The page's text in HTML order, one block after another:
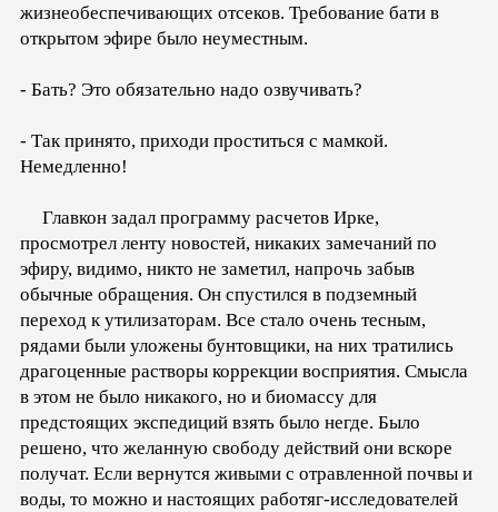
жизнеобеспечивающих отсеков. Требование бати в
открытом эфире было неуместным.
- Бать? Это обязательно надо озвучивать?
- Так принято, приходи проститься с мамкой.
Немедленно!
Главкон задал программу расчетов Ирке,
просмотрел ленту новостей, никаких замечаний по
эфиру, видимо, никто не заметил, напрочь забыв
обычные обращения. Он спустился в подземный
переход к утилизаторам. Все стало очень тесным,
рядами были уложены бунтовщики, на них тратились
драгоценные растворы коррекции восприятия. Смысла
в этом не было никакого, но и биомассу для
предстоящих экспедиций взять было негде. Было
решено, что желанную свободу действий они вскоре
получат. Если вернутся живыми с отравленной почвы и
воды, то можно и настоящих работяг-исследователей